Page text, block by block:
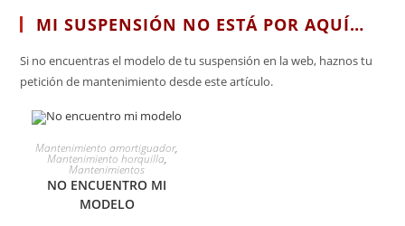
MI SUSPENSIÓN NO ESTÁ POR AQUÍ…
Si no encuentras el modelo de tu suspensión en la web, haznos tu
petición de mantenimiento desde este artículo.
SELECCIONAR OPCIONES
Mantenimiento amortiguador,
Mantenimiento horquilla,
Mantenimientos
NO ENCUENTRO MI
MODELO